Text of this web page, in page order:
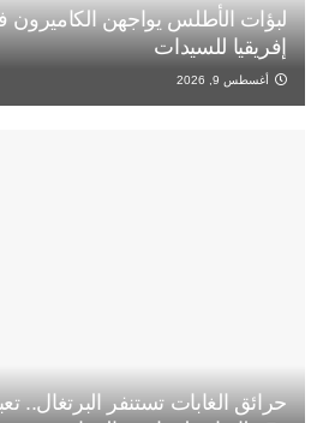
لبؤات الأطلس يواجهن
إفريقيا للسيدات
أغسطس 9, 2026